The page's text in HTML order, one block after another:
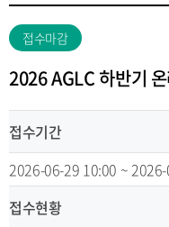
접수마감
2026 AGLC 하반기
접수기간
2026-06-29 10:00 ~
접수현황